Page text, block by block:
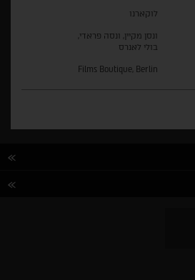
לוקארנו
ונסן מקיין, ונסה פראדי,
בולי לאנרס
Films Boutique, Berlin